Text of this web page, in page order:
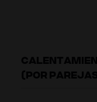
(POR